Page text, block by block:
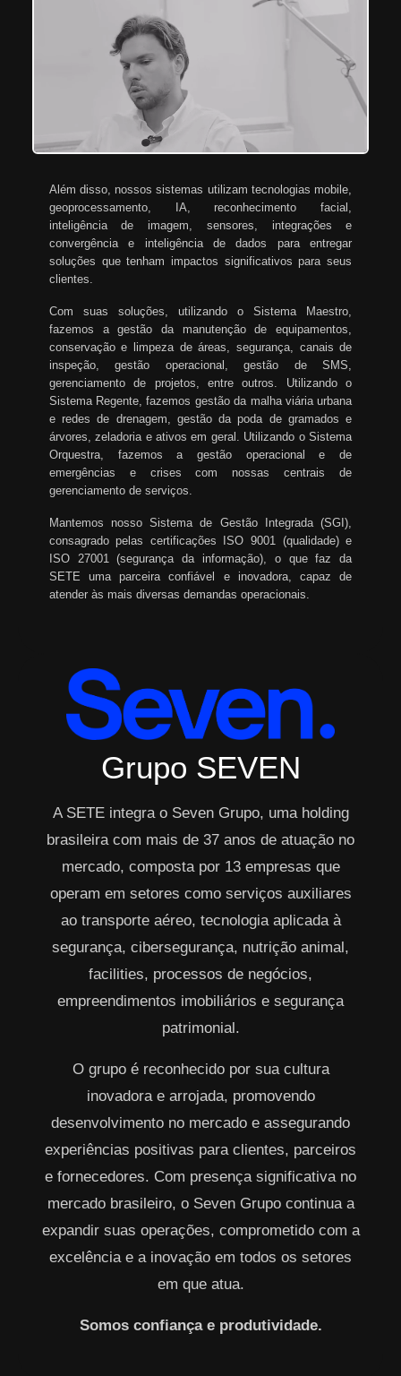
Além disso, nossos sistemas utilizam tecnologias mobile,
geoprocessamento, IA, reconhecimento facial,
inteligência de imagem, sensores, integrações e
convergência e inteligência de dados para entregar
soluções que tenham impactos significativos para seus
clientes.
Com suas soluções, utilizando o Sistema Maestro,
fazemos a gestão da manutenção de equipamentos,
conservação e limpeza de áreas, segurança, canais de
inspeção, gestão operacional, gestão de SMS,
gerenciamento de projetos, entre outros. Utilizando o
Sistema Regente, fazemos gestão da malha viária urbana
e redes de drenagem, gestão da poda de gramados e
árvores, zeladoria e ativos em geral. Utilizando o Sistema
Orquestra, fazemos a gestão operacional e de
emergências e crises com nossas centrais de
gerenciamento de serviços.
Mantemos nosso Sistema de Gestão Integrada (SGI),
consagrado pelas certificações ISO 9001 (qualidade) e
ISO 27001 (segurança da informação), o que faz da
SETE uma parceira confiável e inovadora, capaz de
atender às mais diversas demandas operacionais.
Grupo SEVEN
A SETE integra o Seven Grupo, uma holding
brasileira com mais de 37 anos de atuação no
mercado, composta por 13 empresas que
operam em setores como serviços auxiliares
ao transporte aéreo, tecnologia aplicada à
segurança, cibersegurança, nutrição animal,
facilities, processos de negócios,
empreendimentos imobiliários e segurança
patrimonial.
O grupo é reconhecido por sua cultura
inovadora e arrojada, promovendo
desenvolvimento no mercado e assegurando
experiências positivas para clientes, parceiros
e fornecedores. Com presença significativa no
mercado brasileiro, o Seven Grupo continua a
expandir suas operações, comprometido com a
excelência e a inovação em todos os setores
em que atua.
Somos confiança e produtividade.